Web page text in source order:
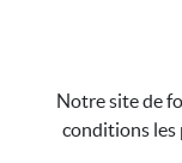
Notre site de
conditions les